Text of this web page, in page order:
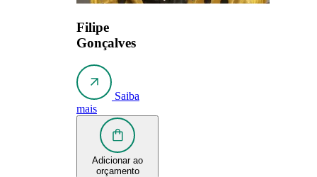
Filipe
Gonçalves
Saiba
mais
Adicionar ao
orçamento